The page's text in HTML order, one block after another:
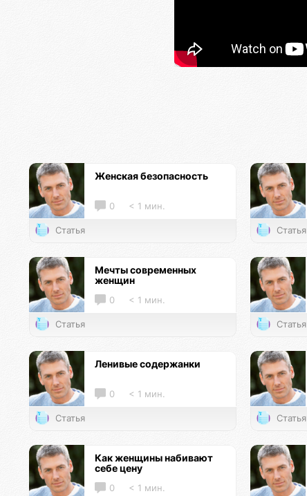
Женская безопасность
0 < 1 мин.
Статья Статья
Мечты современных
женщин
0 < 1 мин.
Статья Статья
Ленивые содержанки
0 < 1 мин.
Статья Статья
Как женщины набивают
себе цену
0 < 1 мин.